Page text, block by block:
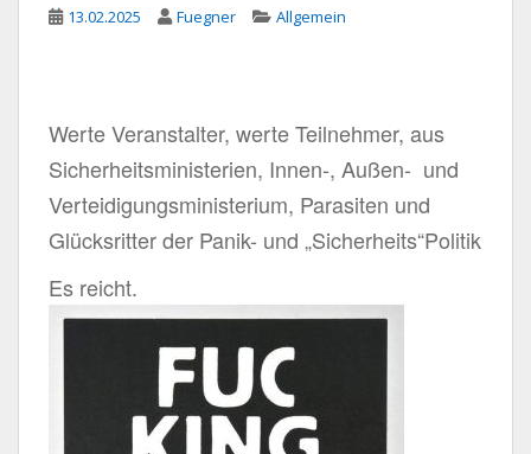
13.02.2025 Fuegner Allgemein
Werte Veranstalter, werte Teilnehmer, aus
Sicherheitsministerien, Innen-, Außen- und
Verteidigungsministerium, Parasiten und
Glücksritter der Panik- und „Sicherheits“Politik
Es reicht.